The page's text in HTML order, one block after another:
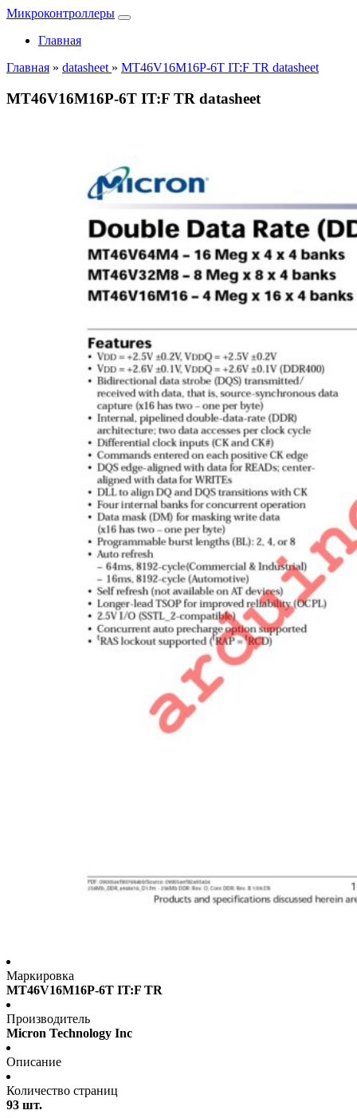
Микроконтроллеры
Главная
Главная » datasheet » MT46V16M16P-6T IT:F TR datasheet
MT46V16M16P-6T IT:F TR datasheet
Маркировка
MT46V16M16P-6T IT:F TR
Производитель
Micron Technology Inc
Описание
Количество страниц
93 шт.